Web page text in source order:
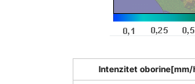
Intenzitet oborine[mm/